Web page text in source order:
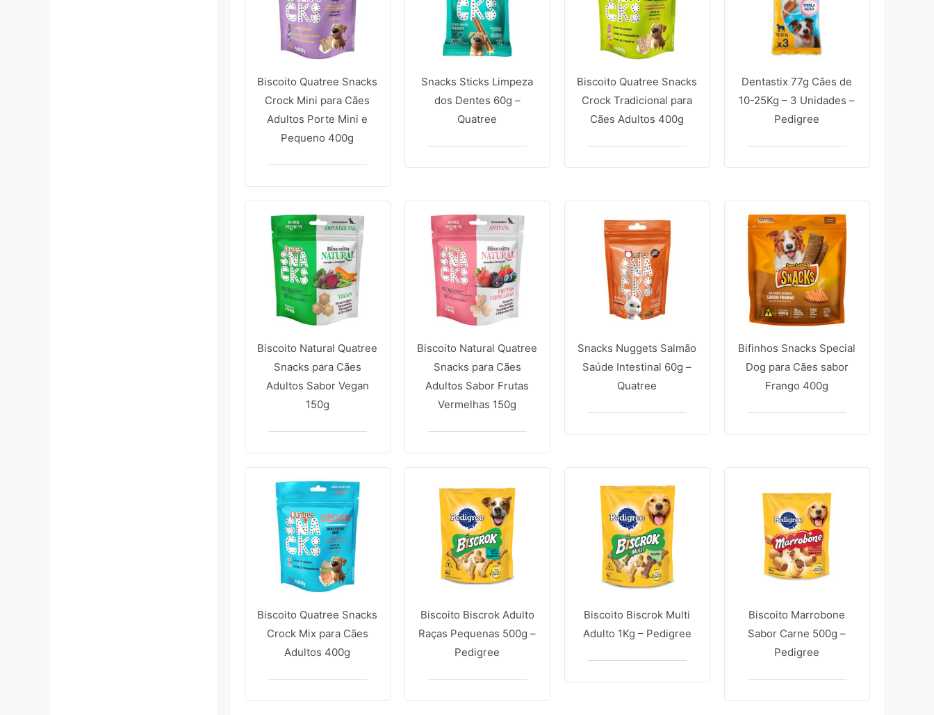
Biscoito Quatree Snacks
Crock Mini para Cães
Adultos Porte Mini e
Pequeno 400g
Snacks Sticks Limpeza
dos Dentes 60g –
Quatree
Biscoito Quatree Snacks
Crock Tradicional para
Cães Adultos 400g
Dentastix 77g Cães de
10-25Kg – 3 Unidades –
Pedigree
Biscoito Natural Quatree
Snacks para Cães
Adultos Sabor Vegan
150g
Biscoito Natural Quatree
Snacks para Cães
Adultos Sabor Frutas
Vermelhas 150g
Snacks Nuggets Salmão
Saúde Intestinal 60g –
Quatree
Bifinhos Snacks Special
Dog para Cães sabor
Frango 400g
Biscoito Quatree Snacks
Crock Mix para Cães
Adultos 400g
Biscoito Biscrok Adulto
Raças Pequenas 500g –
Pedigree
Biscoito Biscrok Multi
Adulto 1Kg – Pedigree
Biscoito Marrobone
Sabor Carne 500g –
Pedigree